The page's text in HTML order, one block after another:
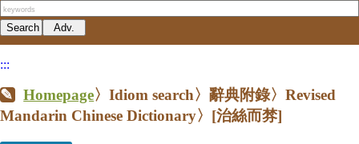
:::
Homepage〉Idiom search〉辭典附錄〉Revised
Mandarin Chinese Dictionary〉 [治絲而棼]